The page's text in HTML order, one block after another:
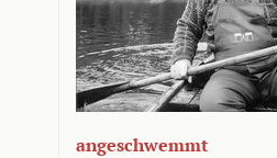
angeschwemmt